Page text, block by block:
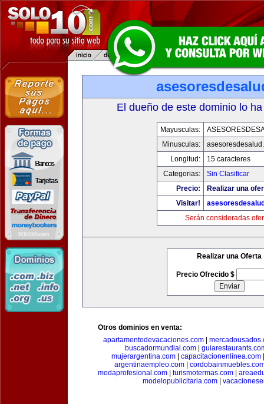
El dueño de este dominio lo
Mayusculas:
Minusculas:
Longitud:
15 caracteres
Categorias:
Sin Clasificar
Precio:
Realizar una
Visitar!
Serán consideradas
Realizar una Oferta
Precio Ofrecido $
Otros dominios en venta:
apartamentodevacaciones.com|
buscadormundial.com|
mujerargentina.com| capacitacionenlinea.com
argentinaempleo.com|
modaprofesional.com
turismotermas.com
modelopublicitaria.com